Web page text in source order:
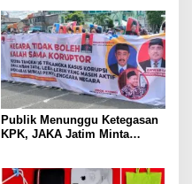
Mapolda
Publik Menunggu Ketegasan
KPK, JAKA Jatim Minta